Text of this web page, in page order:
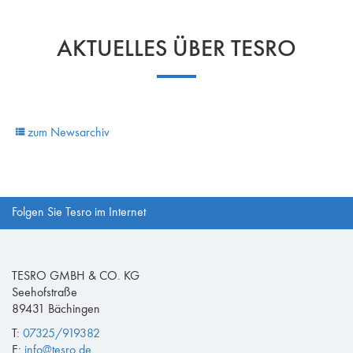
AKTUELLES ÜBER TESRO
zum Newsarchiv
Folgen Sie Tesro im Internet
TESRO GMBH & CO. KG
Seehofstraße
89431 Bächingen
T: 07325/919382